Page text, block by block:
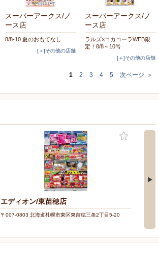
スーパーアークス/ノ
ース店
8/8-10 夏のおもてなし
[＋]その他の店舗
スーパーアークス/ノ
ース店
ラルズ×コカコーラWEB限
定！8/8～10号
[＋]その他の店舗
1 2 3 4 5 次ページ ＞
エディオン/東苗穂店
〒007-0803 北海道札幌市東区東苗穂三条2丁目5-20